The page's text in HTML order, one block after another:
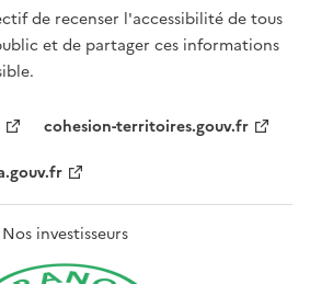
de recenser l'accessibilité de tous
et de partager ces informations
cohesion-territoires.gouv.fr
Nos investisseurs